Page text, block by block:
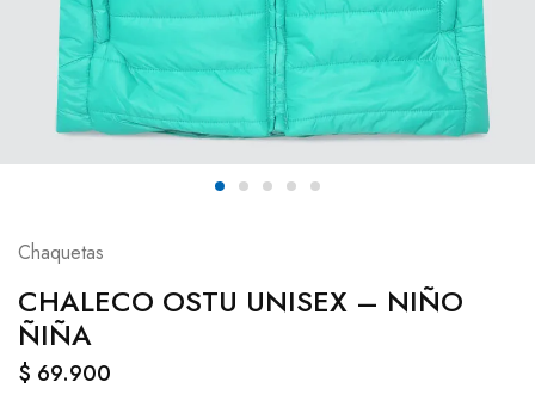
Chaquetas
CHALECO OSTU UNISEX – NIÑO
ÑIÑA
$ 69.900